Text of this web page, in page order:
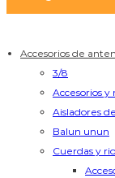
Accesorios de
3/8
Accesorios
Aisladores
Balun unun
Cuerdas y